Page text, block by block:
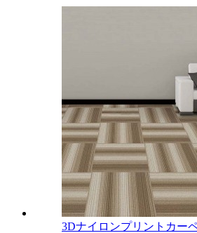
3Dナイロンプリントカー